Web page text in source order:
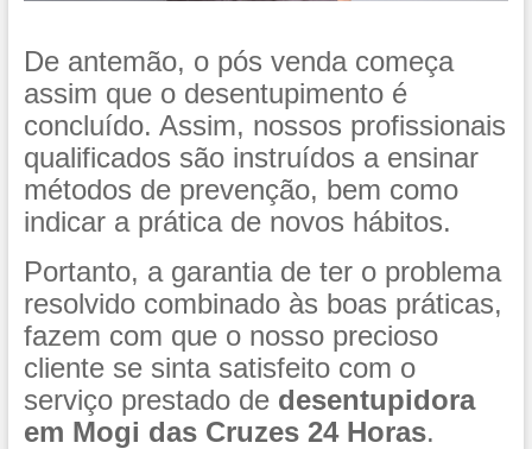
De antemão, o pós venda começa
assim que o desentupimento é
concluído. Assim, nossos profissionais
qualificados são instruídos a ensinar
métodos de prevenção, bem como
indicar a prática de novos hábitos.
Portanto, a garantia de ter o problema
resolvido combinado às boas práticas,
fazem com que o nosso precioso
cliente se sinta satisfeito com o
serviço prestado de desentupidora
em Mogi das Cruzes 24 Horas.